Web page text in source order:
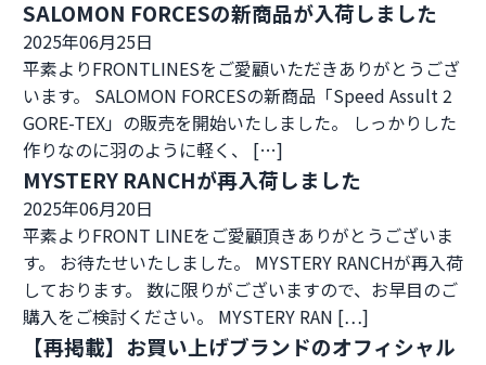
SALOMON FORCESの新商品が入荷しました
2025年06月25日
平素よりFRONTLINESをご愛顧いただきありがとうござ
います。 SALOMON FORCESの新商品「Speed Assult 2
GORE-TEX」の販売を開始いたしました。 しっかりした
作りなのに羽のように軽く、 […]
MYSTERY RANCHが再入荷しました
2025年06月20日
平素よりFRONT LINEをご愛顧頂きありがとうございま
す。 お待たせいたしました。 MYSTERY RANCHが再入荷
しております。 数に限りがございますので、お早目のご
購入をご検討ください。 MYSTERY RAN […]
【再掲載】お買い上げブランドのオフィシャル